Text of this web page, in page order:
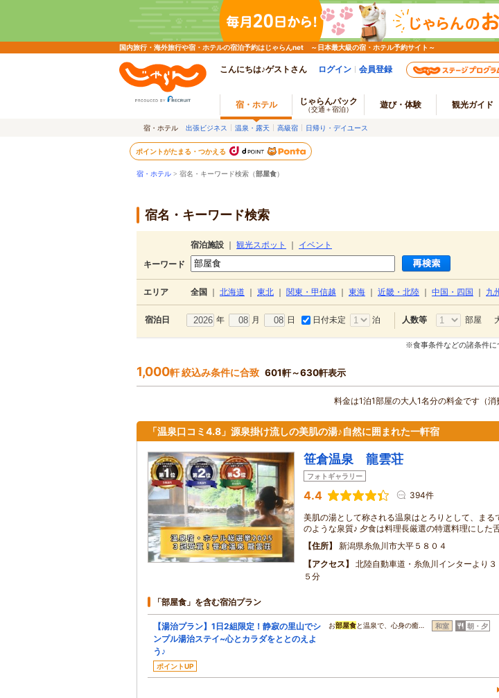
国内旅行・海外旅行や宿・ホテルの宿泊予約はじゃらんnet ～日本最大級の宿・ホテル予約サイト～
こんにちは♪ゲストさん ログイン 会員登録
宿・ホテル じゃらんパック
（交通＋宿泊） 遊び・体験 観光ガイド
宿・ホテル 出張ビジネス 温泉・露天 高級宿 日帰り・デイユース
ポイントがたまる・つかえる
宿・ホテル > 宿名・キーワード検索（部屋食）
宿名・キーワード検索
宿泊施設 観光スポット
イベント
キーワード
エリア 全国 北海道 東北 関東・甲信越 東海 近畿・北陸 中国・四国 九
宿泊日 年 月 日 日付未定 泊 人数等 部屋
※食事条件などの諸条件に
1,000軒 絞込み条件に合致 601軒～630軒表示
料金は1泊1部屋の大人1名分の料金です（消
「温泉口コミ4.8」源泉掛け流しの美肌の湯♪自然に囲まれた一軒宿
笹倉温泉 龍雲荘
フォトギャラリー
4.4 394件
美肌の湯として称される温泉はとろりとして、まる
のような泉質♪ 夕食は料理長厳選の特選料理にした
住所
新潟県糸魚川市大平５８０４
アクセス
北陸自動車道・糸魚川インターより３
５分
「部屋食」を含む宿泊プラン
【湯治プラン】1日2組限定！静寂の里山でシ
ンプル湯治ステイ~心とカラダをととのえよ
う♪
ポイントUP
お部屋食と温泉で、心身の癒… 和室 朝・夕